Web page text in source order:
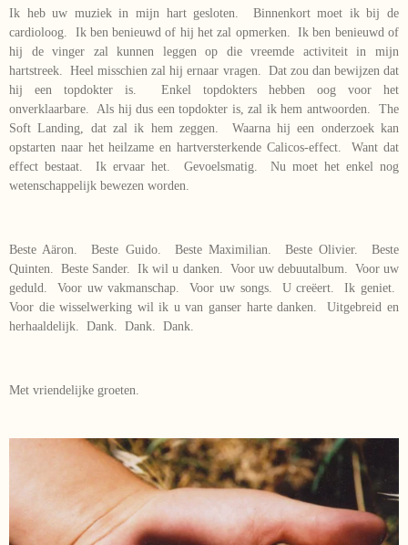
Ik heb uw muziek in mijn hart gesloten. Binnenkort moet ik bij de
cardioloog. Ik ben benieuwd of hij het zal opmerken. Ik ben benieuwd of
hij de vinger zal kunnen leggen op die vreemde activiteit in mijn
hartstreek. Heel misschien zal hij ernaar vragen. Dat zou dan bewijzen dat
hij een topdokter is. Enkel topdokters hebben oog voor het
onverklaarbare. Als hij dus een topdokter is, zal ik hem antwoorden. The
Soft Landing, dat zal ik hem zeggen. Waarna hij een onderzoek kan
opstarten naar het heilzame en hartversterkende Calicos-effect. Want dat
effect bestaat. Ik ervaar het. Gevoelsmatig. Nu moet het enkel nog
wetenschappelijk bewezen worden.
Beste Aäron. Beste Guido. Beste Maximilian. Beste Olivier. Beste
Quinten. Beste Sander. Ik wil u danken. Voor uw debuutalbum. Voor uw
geduld. Voor uw vakmanschap. Voor uw songs. U creëert. Ik geniet.
Voor die wisselwerking wil ik u van ganser harte danken. Uitgebreid en
herhaaldelijk. Dank. Dank. Dank.
Met vriendelijke groeten.